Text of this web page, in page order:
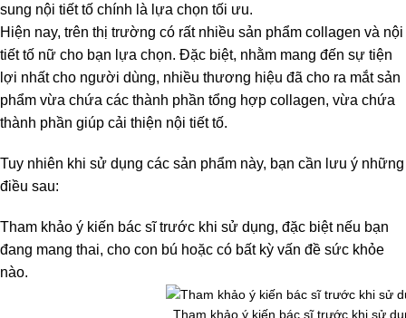
sung nội tiết tố chính là lựa chọn tối ưu.
Hiện nay, trên thị trường có rất nhiều sản phẩm collagen và nội
tiết tố nữ cho bạn lựa chọn. Đặc biệt, nhằm mang đến sự tiện
lợi nhất cho người dùng, nhiều thương hiệu đã cho ra mắt sản
phẩm vừa chứa các thành phần tổng hợp collagen, vừa chứa
thành phần giúp cải thiện nội tiết tố.
Tuy nhiên khi sử dụng các sản phẩm này, bạn cần lưu ý những
điều sau:
Tham khảo ý kiến bác sĩ trước khi sử dụng, đặc biệt nếu bạn
đang mang thai, cho con bú hoặc có bất kỳ vấn đề sức khỏe
nào.
Tham khảo ý kiến bác sĩ trước khi sử